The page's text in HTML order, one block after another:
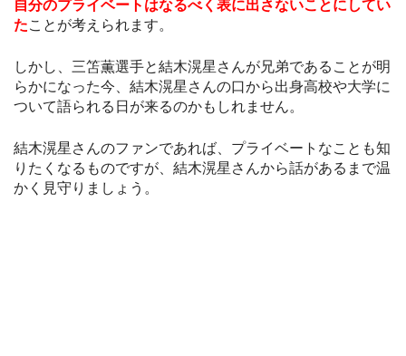
自分のプライベートはなるべく表に出さないことにしてい
たことが考えられます。
しかし、三笘薫選手と結木滉星さんが兄弟であることが明
らかになった今、結木滉星さんの口から出身高校や大学に
ついて語られる日が来るのかもしれません。
結木滉星さんのファンであれば、プライベートなことも知
りたくなるものですが、結木滉星さんから話があるまで温
かく見守りましょう。